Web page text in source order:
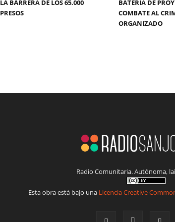
LA BARRERA DE LOS 65.000
PRESOS
BATERÍA DE
COMBATE AL
ORGANIZADO
Radio Comunitaria. Autónoma,
Esta obra está bajo una Licencia Creative